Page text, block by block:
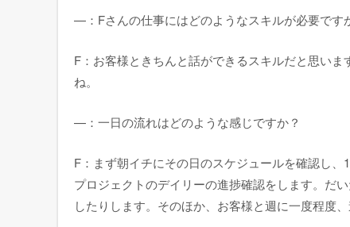
—：Fさんの仕事にはどのようなスキルが必要です
F：お客様ときちんと話ができるスキルだと思い
ね。
—：一日の流れはどのような感じですか？
F：まず朝イチにその日のスケジュールを確認し、
プロジェクトのデイリーの進捗確認をします。だ
したりします。そのほか、お客様と週に一度程度